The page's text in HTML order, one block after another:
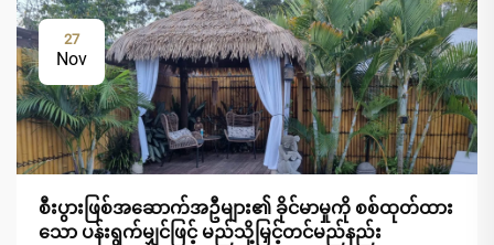
27
Nov
စီးပွားဖြစ်အဆောက်အဦများ၏ ခိုင်မာမှုကို စစ်ထုတ်ထား
သော ပန်းရွက်မျှင်ဖြင့် မည်သို့မြှင့်တင်မည်နည်း